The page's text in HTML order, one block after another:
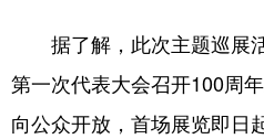
据了解，此次主题巡展
第一次代表大会召开100周
向公众开放，首场展览即日